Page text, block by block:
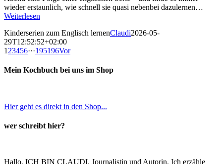
wieder erstaunlich, wie schnell sie quasi nebenbei dazulernen…
Weiterlesen
Kinderserien zum Englisch lernenClaudi2026-05-
29T12:52:52+02:00
1 23456···195196Vor
Mein Kochbuch bei uns im Shop
Hier geht es direkt in den Shop...
wer schreibt hier?
Hallo, ICH BIN CLAUDI, Journalistin und Autorin. Ich erzähle